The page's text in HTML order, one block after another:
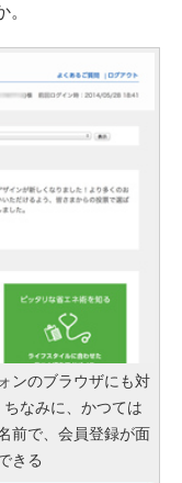
ンのブラウザにも対
なみに、かつては
前で、会員登録が面
きる